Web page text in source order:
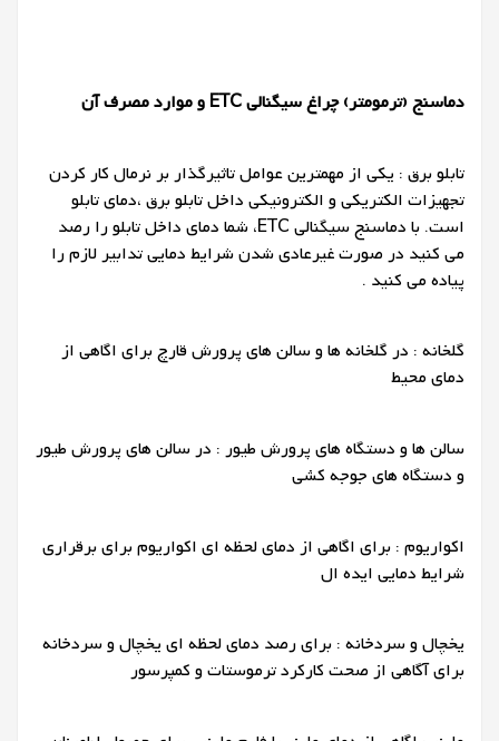
دماسنج (ترمومتر) چراغ سیگنالیETC و موارد مصرف آن
تابلو برق : یکی از مهمترین عوامل تاثیرگذار بر نرمال کار کردن
تجهیزات الکتریکی و الکترونیکی داخل تابلو برق ،دمای تابلو
است. با دماسنج سیگنالی ETC، شما دمای داخل تابلو را رصد
می کنید در صورت غیرعادی شدن شرایط دمایی تدابیر لازم را
پیاده می کنید .
گلخانه : در گلخانه ها و سالن های پرورش قارچ برای اگاهی از
دمای محیط
سالن ها و دستگاه های پرورش طیور : در سالن های پرورش طیور
و دستگاه های جوجه کشی
اکواریوم : برای اگاهی از دمای لحظه ای اکواریوم برای برقراری
شرایط دمایی ایده ال
یخچال و سردخانه : برای رصد دمای لحظه ای یخچال و سردخانه
برای آگاهی از صحت کارکرد ترموستات و کمپرسور